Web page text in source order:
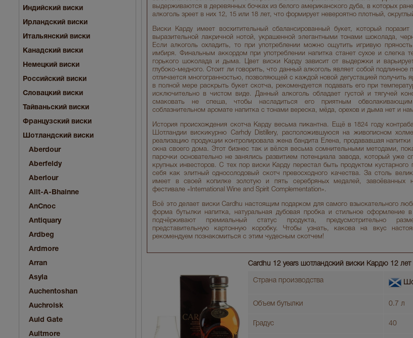
Индийский виски
Ирландский виски
Итальянский виски
Канадский виски
Немецкий виски
Российский виски
Словацкий виски
Тайваньский виски
Французский виски
Шотландский виски
Aberdour
Aberfeldy
Aberlour
Allt-A-Bhainne
AnCnoc
Antiquary
Ardbeg
Ardmore
Arran
Asyla
Auchentoshan
Auchroisk
Auld Gate
Aultmore
выдерживаются в деревянных бочках из белого американского дуба, в которых
алкоголь зреет в них 12, 15 или 18 лет, что формирует невероятно плотный,
Виски Карду имеет восхитительный сбалансированный букет, который поразит
выразительной лакричной нотой, украшенной элегантными тонами шоколада,
Если алкоголь охладить, то при употреблении можно ощутить игривую
имбиря. Финальным аккордом при употреблении напитка станет сухое и слегка
горького шоколада и дыма. Цвет виски Карду зависит от выдержки и
глубоко-медного. Стоит ли говорить, что данный алкоголь являет собой подлинное
отличается многогранностью, позволяющей с каждой новой дегустацией
в полной мере раскрыть букет скотча, рекомендуется подавать его при
исключительно в чистом виде. Данный алкоголь обладает густой и тягучей
смаковать не спеша, чтобы насладиться его приятным
соблазнительном аромате напитка с тонами вереска, мёда, орехов и дыма нет и
История происхождения скотча Карду весьма пикантна. Ещё в 1824 году
Шотландии вискикурню Carhdy Distillery, расположившуюся на живописном
реализацию продукции контролировала жена бандита Елена, продававшая
окна своего дома. Этот бизнес так и вёлся весьма сомнительными методами,
парочки основательно не занялись развитием потенциала завода, который уже
крупных инвесторов. С тех пор виски Карду перестал быть продуктом кустарного
себя как элитный односолодовый скотч превосходного качества. За столь
имеет в своей копилке золотую и пять серебряных медалей, завоёванных
фестивале «International Wine and Spirit Complementation».
Всё это делает виски Cardhu настоящим подарком для самого взыскательного
форма бутылки напитка, натуральная дубовая пробка и стильное оформление в
подчёркивают премиальный статус продукта, предусмотрительно
представительную картонную коробку. Чтобы узнать, какова на вкус
рекомендуем познакомиться с этим чудесным скотчем!
Cardhu 12 years шотландский виски Кардю 12 лет
Страна производства
Объем бутылки 0.7 л
Градус 40